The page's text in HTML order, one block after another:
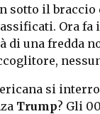
sotto il braccio
Ora fa
di una fredda
si
Trump? Gli